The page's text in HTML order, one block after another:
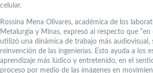
celular.
Rossina Mena Olivares, académica de los
Metalurgia y Minas, expresó al respecto que
utilizó una dinámica de trabajo más audiovisual,
reinvención de las ingenierías. Esto ayuda a los
aprendizaje más lúdico y entretenido, en el
proceso por medio de las imágenes en